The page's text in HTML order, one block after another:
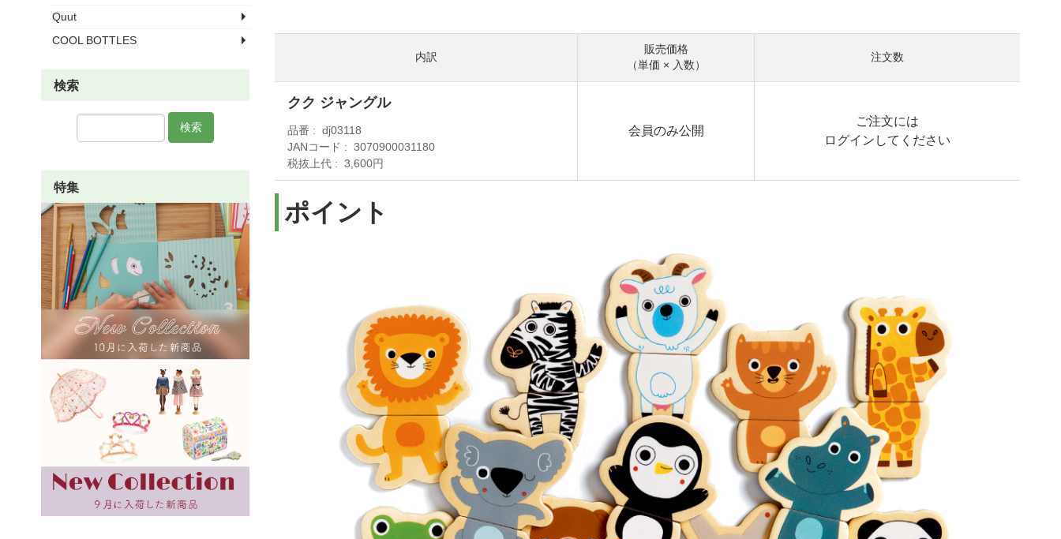
内訳
販売価格
（単価 × 入数）
注文数
クク ジャングル
品番
dj03118
JANコード
3070900031180
税抜上代
3,600円
会員のみ公開
ご注文には
ログイン してください
ポイント
Quut
COOL BOTTLES
検索
検索
特集